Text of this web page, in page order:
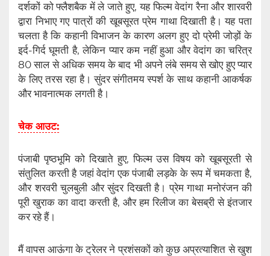
दर्शकों को फ्लैशबैक में ले जाते हुए, यह फिल्म वेदांग रैना और शारवरी
द्वारा निभाए गए पात्रों की खूबसूरत प्रेम गाथा दिखाती है। यह पता
चलता है कि कहानी विभाजन के कारण अलग हुए दो प्रेमी जोड़ों के
इर्द-गिर्द घूमती है, लेकिन प्यार कम नहीं हुआ और वेदांग का चरित्र
80 साल से अधिक समय के बाद भी अपने लंबे समय से खोए हुए प्यार
के लिए तरस रहा है। सुंदर संगीतमय स्पर्श के साथ कहानी आकर्षक
और भावनात्मक लगती है।
चेक आउट:
पंजाबी पृष्ठभूमि को दिखाते हुए, फिल्म उस विषय को खूबसूरती से
संतुलित करती है जहां वेदांग एक पंजाबी लड़के के रूप में चमकता है,
और शरवरी चुलबुली और सुंदर दिखती है। प्रेम गाथा मनोरंजन की
पूरी खुराक का वादा करती है, और हम रिलीज का बेसब्री से इंतजार
कर रहे हैं।
मैं वापस आऊंगा के ट्रेलर ने प्रशंसकों को कुछ अप्रत्याशित से खुश